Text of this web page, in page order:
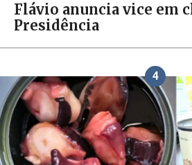
Flávio anuncia vice em
Presidência
4